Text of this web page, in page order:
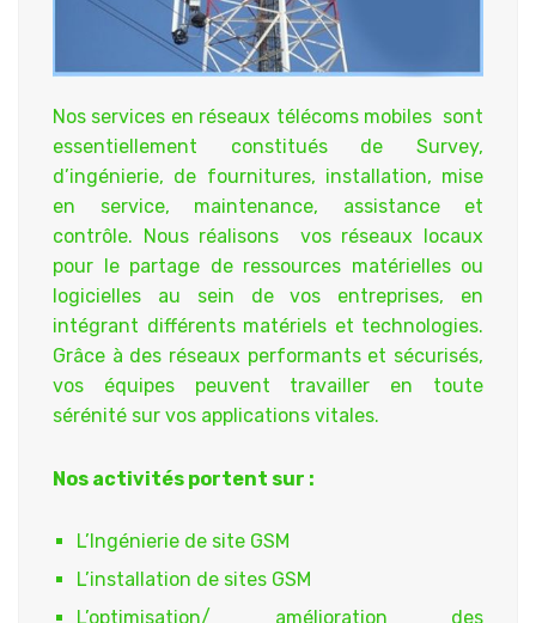
Nos services en réseaux télécoms mobiles sont
essentiellement constitués de Survey,
d’ingénierie, de fournitures, installation, mise
en service, maintenance, assistance et
contrôle. Nous réalisons vos réseaux locaux
pour le partage de ressources matérielles ou
logicielles au sein de vos entreprises, en
intégrant différents matériels et technologies.
Grâce à des réseaux performants et sécurisés,
vos équipes peuvent travailler en toute
sérénité sur vos applications vitales.
Nos activités portent sur :
L’Ingénierie de site GSM
L’installation de sites GSM
L’optimisation/ amélioration des